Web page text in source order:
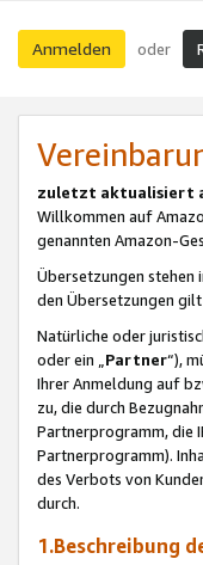
Anmelden oder
zuletzt aktualisiert
Willkommen auf
genannten Amazon-
Übersetzungen stehen
den Übersetzungen gilt
Natürliche oder
oder ein „Partner“),
Ihrer Anmeldung auf
zu, die durch
Partnerprogramm, die
Partnerprogramm).
des Verbots von
durch.
1.Beschreibung